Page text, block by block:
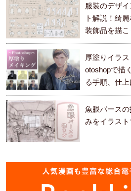
服装のデザ
ト解説！綺
装飾品を描こ
厚塗りイラ
otoshopで描
る手順、仕
ます。
魚眼パース
みをイラスト